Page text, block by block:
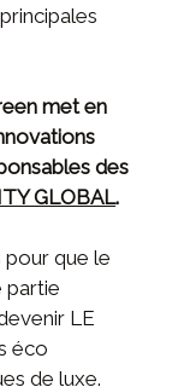
met en
des
GLOBAL.
pour que le
partie
LE
éco
de luxe.